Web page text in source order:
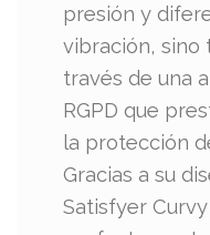
presión y
vibración, sino
través de una
RGPD que
la protección
Gracias a su
Satisfyer